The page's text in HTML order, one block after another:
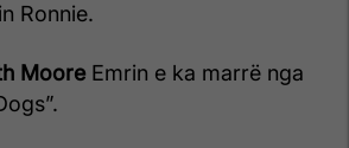
Ronnie.
Moore Emrin e ka marrë nga